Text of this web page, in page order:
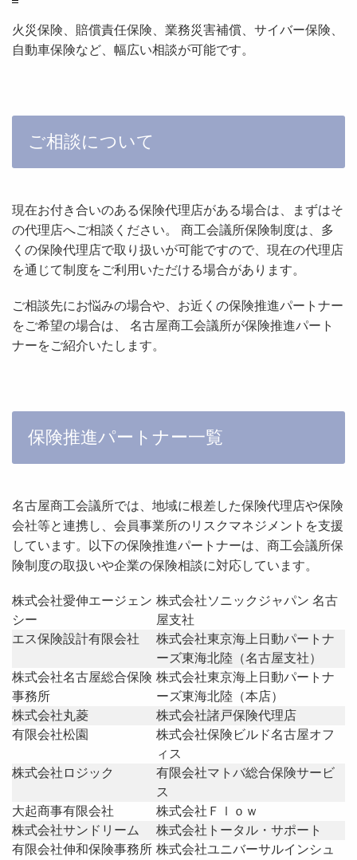
火災保険、賠償責任保険、業務災害補償、サイバー保険、
自動車保険など、幅広い相談が可能です。
ご相談について
現在お付き合いのある保険代理店がある場合は、まずはそ
の代理店へご相談ください。 商工会議所保険制度は、多
くの保険代理店で取り扱いが可能ですので、現在の代理店
を通じて制度をご利用いただける場合があります。
ご相談先にお悩みの場合や、お近くの保険推進パートナー
をご希望の場合は、 名古屋商工会議所が保険推進パート
ナーをご紹介いたします。
保険推進パートナー一覧
名古屋商工会議所では、地域に根差した保険代理店や保険
会社等と連携し、会員事業所のリスクマネジメントを支援
しています。以下の保険推進パートナーは、商工会議所保
険制度の取扱いや企業の保険相談に対応しています。
株式会社愛伸エージェン
シー
株式会社ソニックジャパン 名古
屋支社
エス保険設計有限会社
株式会社東京海上日動パートナ
ーズ東海北陸（名古屋支社）
株式会社名古屋総合保険
事務所
株式会社東京海上日動パートナ
ーズ東海北陸（本店）
株式会社丸菱
株式会社諸戸保険代理店
有限会社松園
株式会社保険ビルド名古屋オフ
ィス
株式会社ロジック
有限会社マトバ総合保険サービ
ス
大起商事有限会社
株式会社Ｆｌｏｗ
株式会社サンドリーム
株式会社トータル・サポート
有限会社伸和保険事務所 株式会社ユニバーサルインシュ